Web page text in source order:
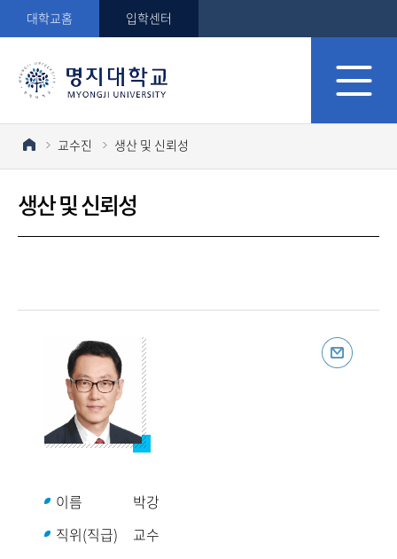
대학교홈 입학센터
교수진 생산 및 신뢰성
생산 및 신뢰성
이름
박강
직위(직급)
교수